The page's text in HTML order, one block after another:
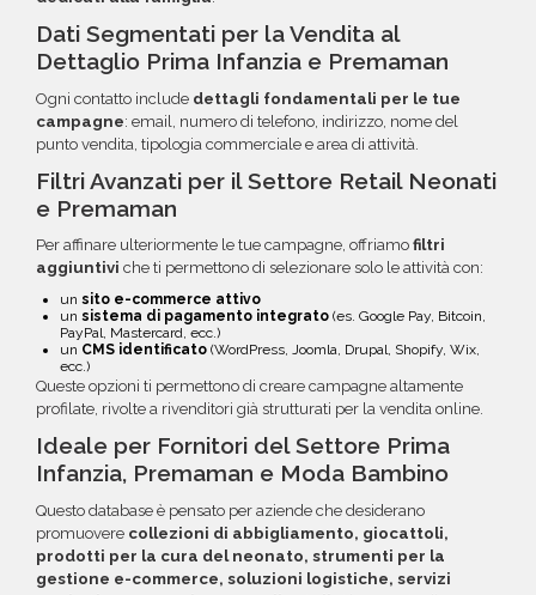
Dati Segmentati per la Vendita al
Dettaglio Prima Infanzia e Premaman
Ogni contatto include dettagli fondamentali per le tue
campagne: email, numero di telefono, indirizzo, nome del
punto vendita, tipologia commerciale e area di attività.
Filtri Avanzati per il Settore Retail Neonati
e Premaman
Per affinare ulteriormente le tue campagne, offriamo filtri
aggiuntivi che ti permettono di selezionare solo le attività con:
un sito e-commerce attivo
un sistema di pagamento integrato (es. Google Pay, Bitcoin,
PayPal, Mastercard, ecc.)
un CMS identificato (WordPress, Joomla, Drupal, Shopify, Wix,
ecc.)
Queste opzioni ti permettono di creare campagne altamente
profilate, rivolte a rivenditori già strutturati per la vendita online.
Ideale per Fornitori del Settore Prima
Infanzia, Premaman e Moda Bambino
Questo database è pensato per aziende che desiderano
promuovere collezioni di abbigliamento, giocattoli,
prodotti per la cura del neonato, strumenti per la
gestione e-commerce, soluzioni logistiche, servizi